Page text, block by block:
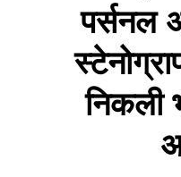
पर्सनल
निकली